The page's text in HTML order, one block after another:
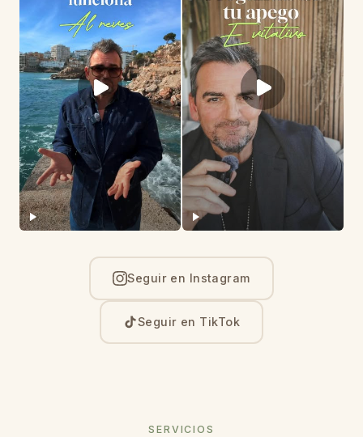
Seguir en Instagram
Seguir en TikTok
SERVICIOS